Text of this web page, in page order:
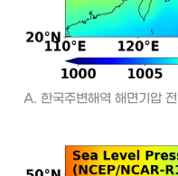
A. 한국주변해역 해면기압